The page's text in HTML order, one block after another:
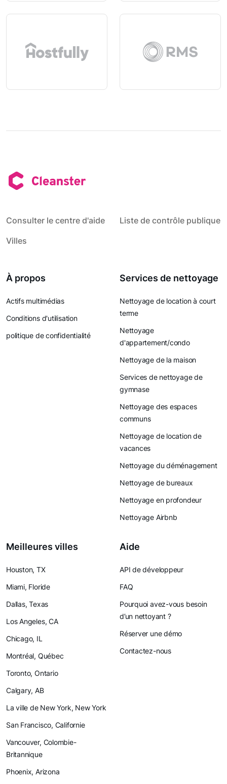
Consulter le centre d'aide
Liste de contrôle publique
Villes
À propos
Actifs multimédias
Conditions d'utilisation
politique de confidentialité
Services de nettoyage
Nettoyage de location à court
terme
Nettoyage
d'appartement/condo
Nettoyage de la maison
Services de nettoyage de
gymnase
Nettoyage des espaces
communs
Nettoyage de location de
vacances
Nettoyage du déménagement
Nettoyage de bureaux
Nettoyage en profondeur
Nettoyage Airbnb
Meilleures villes
Houston, TX
Miami, Floride
Dallas, Texas
Los Angeles, CA
Chicago, IL
Montréal, Québec
Toronto, Ontario
Calgary, AB
La ville de New York, New York
San Francisco, Californie
Vancouver, Colombie-
Britannique
Phoenix, Arizona
Aide
API de développeur
FAQ
Pourquoi avez-vous besoin
d’un nettoyant ?
Réserver une démo
Contactez-nous